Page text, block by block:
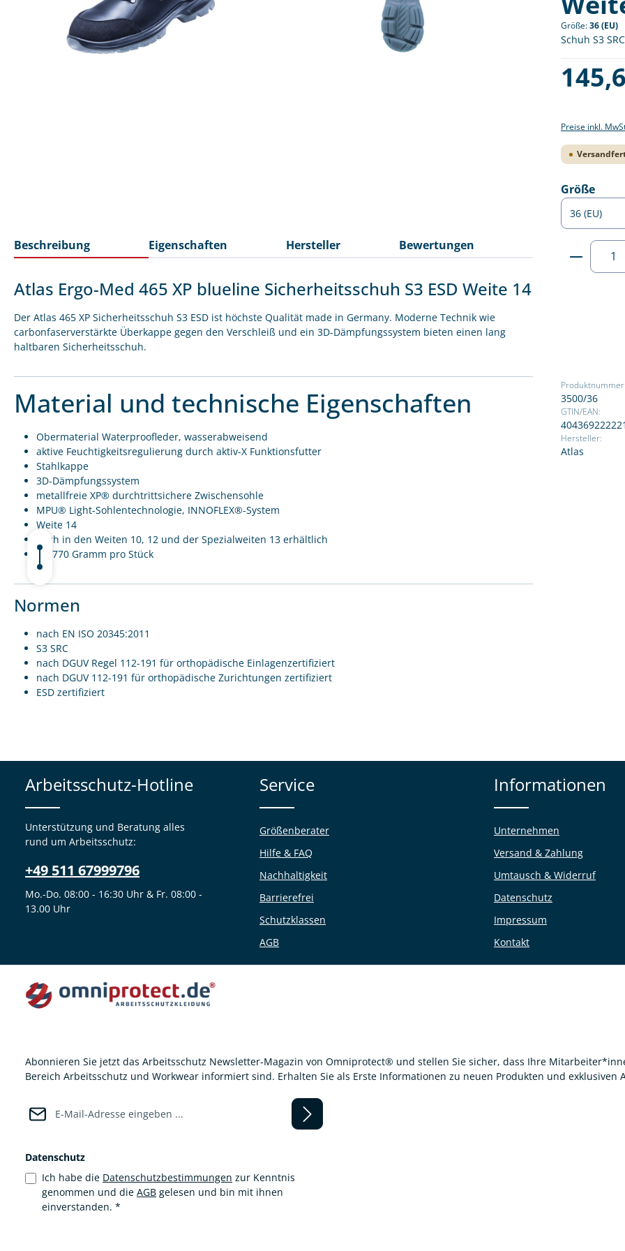
Größe:36 (EU)
Schuh S3
Regulärer
Preise inkl.
Größe
3500/36
GTIN/EAN:
Hersteller:
Atlas
Beschreibung Eigenschaften Hersteller Bewertungen
Atlas Ergo-Med 465 XP blueline Sicherheitsschuh S3 ESD Weite 14
Der Atlas 465 XP Sicherheitsschuh S3 ESD ist höchste Qualität made in Germany. Moderne Technik wie
carbonfaserverstärkte Überkappe gegen den Verschleiß und ein 3D-Dämpfungssystem bieten einen lang
haltbaren Sicherheitsschuh.
Material und technische Eigenschaften
Obermaterial Waterproofleder, wasserabweisend
aktive Feuchtigkeitsregulierung durch aktiv-X Funktionsfutter
Stahlkappe
3D-Dämpfungssystem
metallfreie XP® durchtrittsichere Zwischensohle
MPU® Light-Sohlentechnologie, INNOFLEX®-System
Weite 14
auch in den Weiten 10, 12 und der Spezialweiten 13 erhältlich
ca. 770 Gramm pro Stück
Normen
nach EN ISO 20345:2011
S3 SRC
nach DGUV Regel 112-191 für orthopädische Einlagenzertifiziert
nach DGUV 112-191 für orthopädische Zurichtungen zertifiziert
ESD zertifiziert
Arbeitsschutz-Hotline
Unterstützung und Beratung alles
rund um Arbeitsschutz:
+49 511 67999796
Mo.-Do. 08:00 - 16:30 Uhr & Fr. 08:00 -
13.00 Uhr
Service
Größenberater
Hilfe & FAQ
Nachhaltigkeit
Barrierefrei
Schutzklassen
AGB
Informationen
Unternehmen
Versand & Zahlung
Umtausch & Widerruf
Datenschutz
Impressum
Kontakt
Abonnieren Sie jetzt das Arbeitsschutz Newsletter-Magazin von Omniprotect® und stellen Sie sicher, dass Ihre
Bereich Arbeitsschutz und Workwear informiert sind. Erhalten Sie als Erste Informationen zu neuen Produkten und exklusiven
Datenschutz
Ich habe die Datenschutzbestimmungen zur Kenntnis
genommen und die AGB gelesen und bin mit ihnen
einverstanden. *